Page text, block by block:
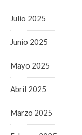
Julio 2025
Junio 2025
Mayo 2025
Abril 2025
Marzo 2025